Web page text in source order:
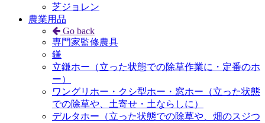
芝ジョレン
農業用品
Go back
専門家監修農具
鎌
立鎌ホー（立った状態での除草作業に・定番のホ
ー）
ワングリホー・クシ型ホー・窓ホー（立った状態
での除草や、土寄せ・土ならしに）
デルタホー（立った状態での除草や、畑のスジつ